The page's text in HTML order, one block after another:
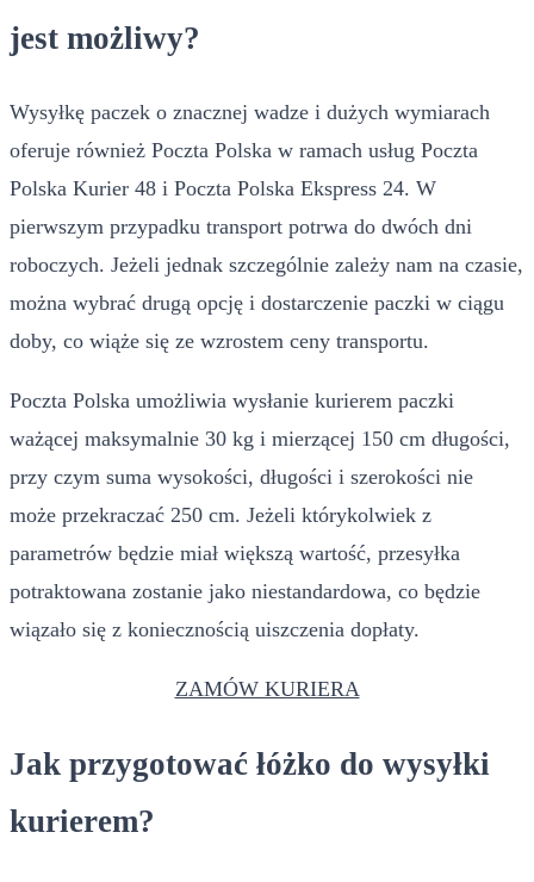
jest możliwy?
Wysyłkę paczek o znacznej wadze i dużych wymiarach
oferuje również Poczta Polska w ramach usług Poczta
Polska Kurier 48 i Poczta Polska Ekspress 24. W
pierwszym przypadku transport potrwa do dwóch dni
roboczych. Jeżeli jednak szczególnie zależy nam na czasie,
można wybrać drugą opcję i dostarczenie paczki w ciągu
doby, co wiąże się ze wzrostem ceny transportu.
Poczta Polska umożliwia wysłanie kurierem paczki
ważącej maksymalnie 30 kg i mierzącej 150 cm długości,
przy czym suma wysokości, długości i szerokości nie
może przekraczać 250 cm. Jeżeli którykolwiek z
parametrów będzie miał większą wartość, przesyłka
potraktowana zostanie jako niestandardowa, co będzie
wiązało się z koniecznością uiszczenia dopłaty.
ZAMÓW KURIERA
Jak przygotować łóżko do wysyłki
kurierem?